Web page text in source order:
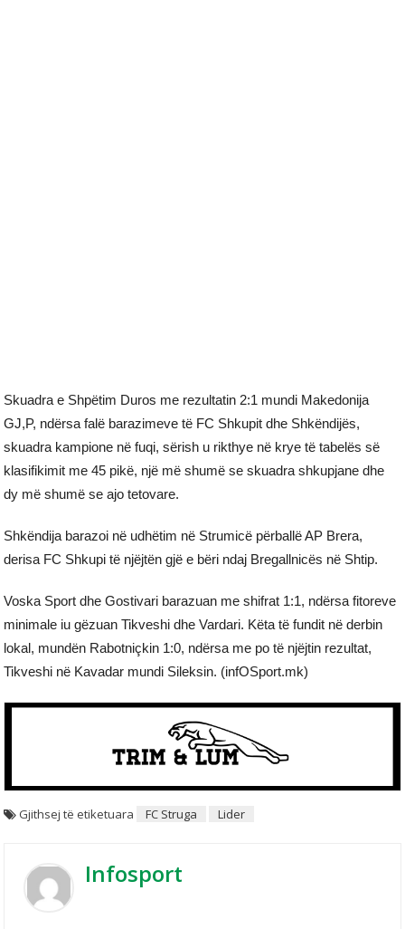
Skuadra e Shpëtim Duros me rezultatin 2:1 mundi Makedonija
GJ,P, ndërsa falë barazimeve të FC Shkupit dhe Shkëndijës,
skuadra kampione në fuqi, sërish u rikthye në krye të tabelës së
klasifikimit me 45 pikë, një më shumë se skuadra shkupjane dhe
dy më shumë se ajo tetovare.
Shkëndija barazoi në udhëtim në Strumicë përballë AP Brera,
derisa FC Shkupi të njëjtën gjë e bëri ndaj Bregallnicës në Shtip.
Voska Sport dhe Gostivari barazuan me shifrat 1:1, ndërsa fitoreve
minimale iu gëzuan Tikveshi dhe Vardari. Këta të fundit në derbin
lokal, mundën Rabotniçkin 1:0, ndërsa me po të njëjtin rezultat,
Tikveshi në Kavadar mundi Sileksin. (infOSport.mk)
Gjithsej të etiketuara FC Struga Lider
Infosport